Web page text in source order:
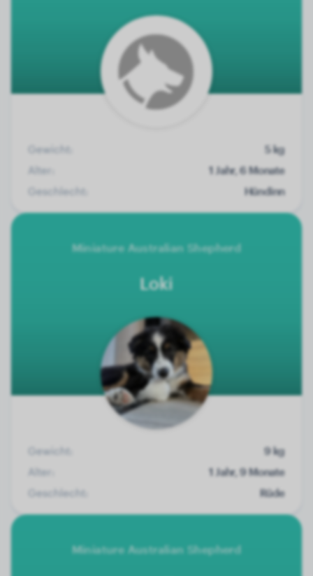
Gewicht:
5 kg
Alter:
1 Jahr, 6 Monate
Geschlecht:
Hündinn
Miniature Australian Shepherd
Loki
Gewicht:
9 kg
Alter:
1 Jahr, 9 Monate
Geschlecht:
Rüde
Miniature Australian Shepherd